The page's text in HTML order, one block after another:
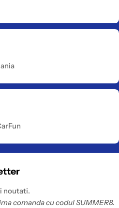
noutati.
comanda cu codul SUMMER8.